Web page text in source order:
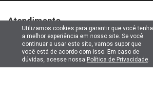
Atendimento
Formas de pagamento
Utilizamos cookies para garantir que você tenha
a melhor experiência em nosso site. Se você
continuar a usar este site, vamos supor que
você está de acordo com isso. Em caso de
dúvidas, acesse nossa Política de Privacidade.